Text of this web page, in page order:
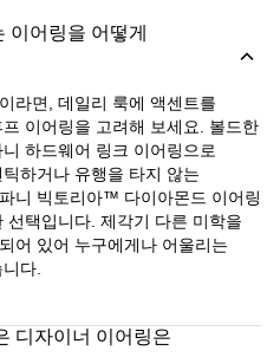
이어링을 어떻게
라면, 데일리 룩에 액센트를
이어링을 고려해 보세요. 볼드한
하드웨어 링크 이어링으로
하거나 유행을 타지 않는
니 빅토리아™ 다이아몬드 이어링
택입니다. 제각기 다른 미학을
어 있어 누구에게나 어울리는
다.
디자이너 이어링은